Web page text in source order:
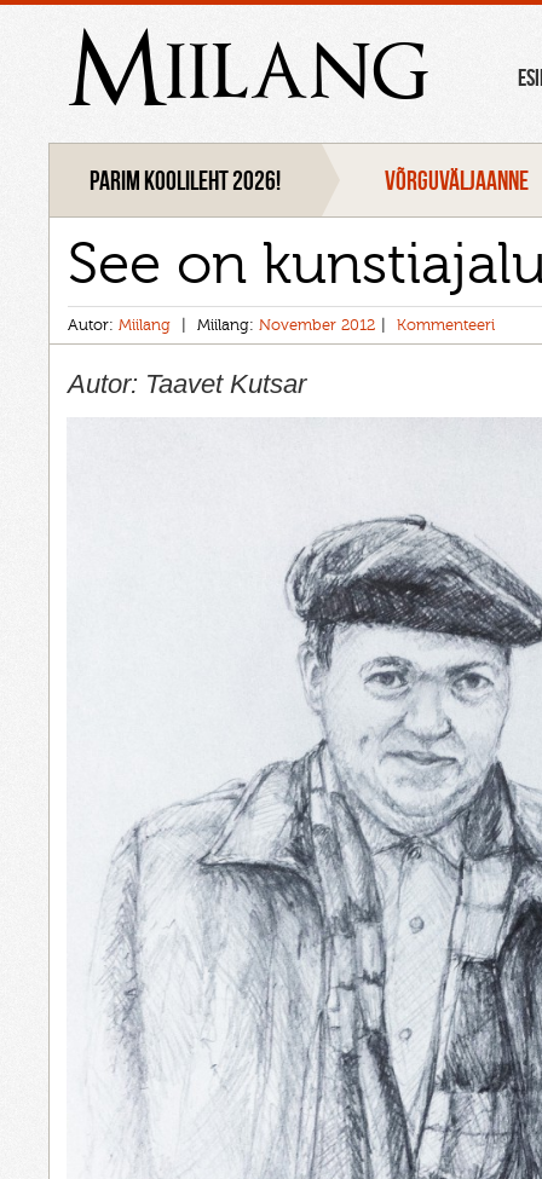
Miilang
Parim koolileht 2026! VÕRGUVÄLJAANNE
See on
Autor: Miilang Miilang: November 2012 Kommenteeri
Autor: Taavet Kutsar